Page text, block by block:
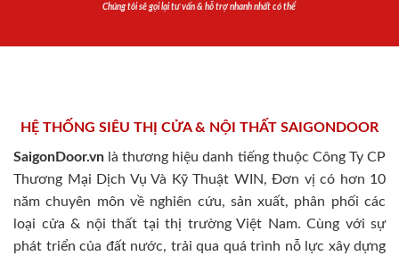
Chúng tôi sẽ gọi lại tư vấn & hỗ trợ nhanh nhất có thể
HỆ THỐNG SIÊU THỊ CỬA & NỘI THẤT SAIGONDOOR
SaigonDoor.vn là thương hiệu danh tiếng thuộc Công Ty CP
Thương Mại Dịch Vụ Và Kỹ Thuật WIN, Đơn vị có hơn 10
năm chuyên môn về nghiên cứu, sản xuất, phân phối các
loại cửa & nội thất tại thị trường Việt Nam. Cùng với sự
phát triển của đất nước, trải qua quá trình nỗ lực xây dựng